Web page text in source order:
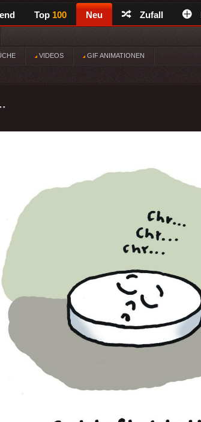
Top 100 Neu Zufall
VIDEOS GIF ANIMATIONEN